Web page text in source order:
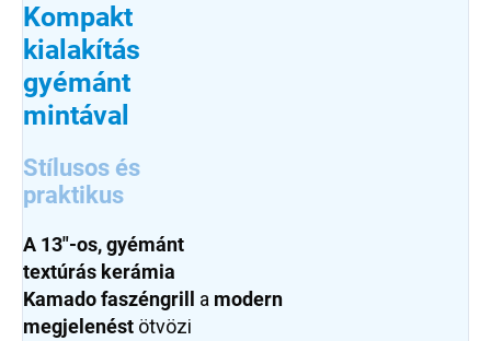
Kompakt
kialakítás
gyémánt
mintával
Stílusos és
praktikus
A 13"-os,gyémánt
textúrás kerámia
Kamadofaszéngrill a modern
megjelenést ötvözi